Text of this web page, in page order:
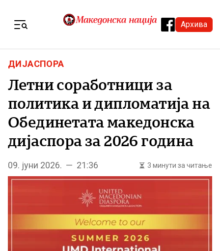
Архива
ДИЈАСПОРА
Летни соработници за
политика и дипломатија на
Обединетата македонска
дијаспора за 2026 година
09. јуни 2026. — 21:36 3 минути за читање